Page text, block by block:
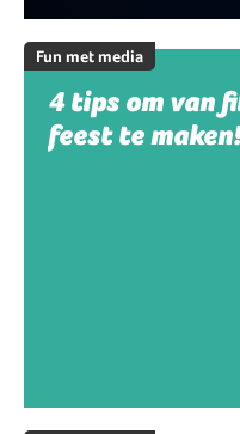
Fun met media
4 tips om van
feest te maken!